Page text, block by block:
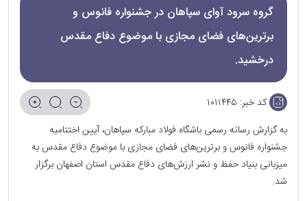
گروه سرود آوای سپاهان در جشنواره فانوس و
برترین‌های فضای مجازی با موضوع دفاع مقدس
درخشید.
کد خبر: ۱۰۱۱۴۴۵
به گزارش رسانه رسمی باشگاه فولاد مبارکه سپاهان، آیین اختتامیه
جشنواره فانوس و برترین‌های فضای مجازی با موضوع دفاع مقدس به
میزبانی بنیاد حفظ و نشر ارزش‌های دفاع مقدس استان اصفهان برگزار
شد.